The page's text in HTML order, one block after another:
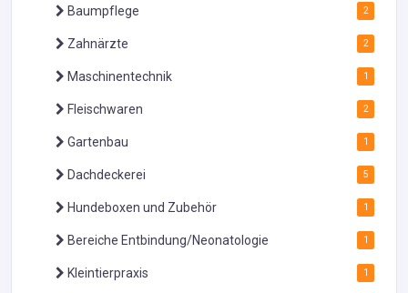
Baumpflege 2
Zahnärzte 2
Maschinentechnik 1
Fleischwaren 2
Gartenbau 1
Dachdeckerei 5
Hundeboxen und Zubehör 1
Bereiche Entbindung/Neonatologie 1
Kleintierpraxis 1